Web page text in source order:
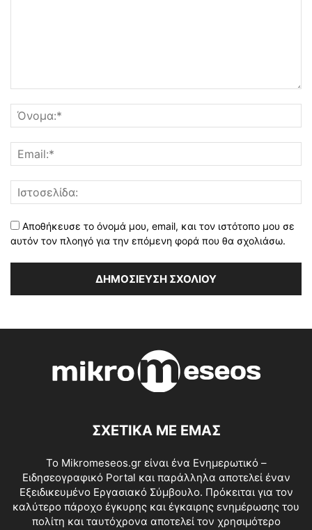
Αποθήκευσε το όνομά μου, email, και τον ιστότοπο μου σε
αυτόν τον πλοηγό για την επόμενη φορά που θα σχολιάσω.
ΣΧΕΤΙΚΑ ΜΕ ΕΜΑΣ
Το Mikromeseos.gr είναι ένα Ενημερωτικό –
Ειδησεογραφικό Portal και παράλληλα αποτελεί έναν
Εξειδικευμένο Εργασιακό Σύμβουλο. Πρόκειται για τον
καλύτερο πάροχο έγκυρης και έγκαιρης ενημέρωσης του
πολίτη και ταυτόχρονα αποτελεί τον χρησιμότερο